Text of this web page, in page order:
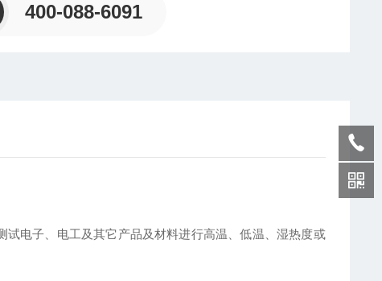
400-088-6091
电子、电工及其它产品及材料进行高温、低温、湿热度或